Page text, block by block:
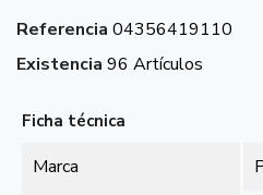
Referencia 04356419110
Existencia 96 Artículos
Ficha técnica
Marca